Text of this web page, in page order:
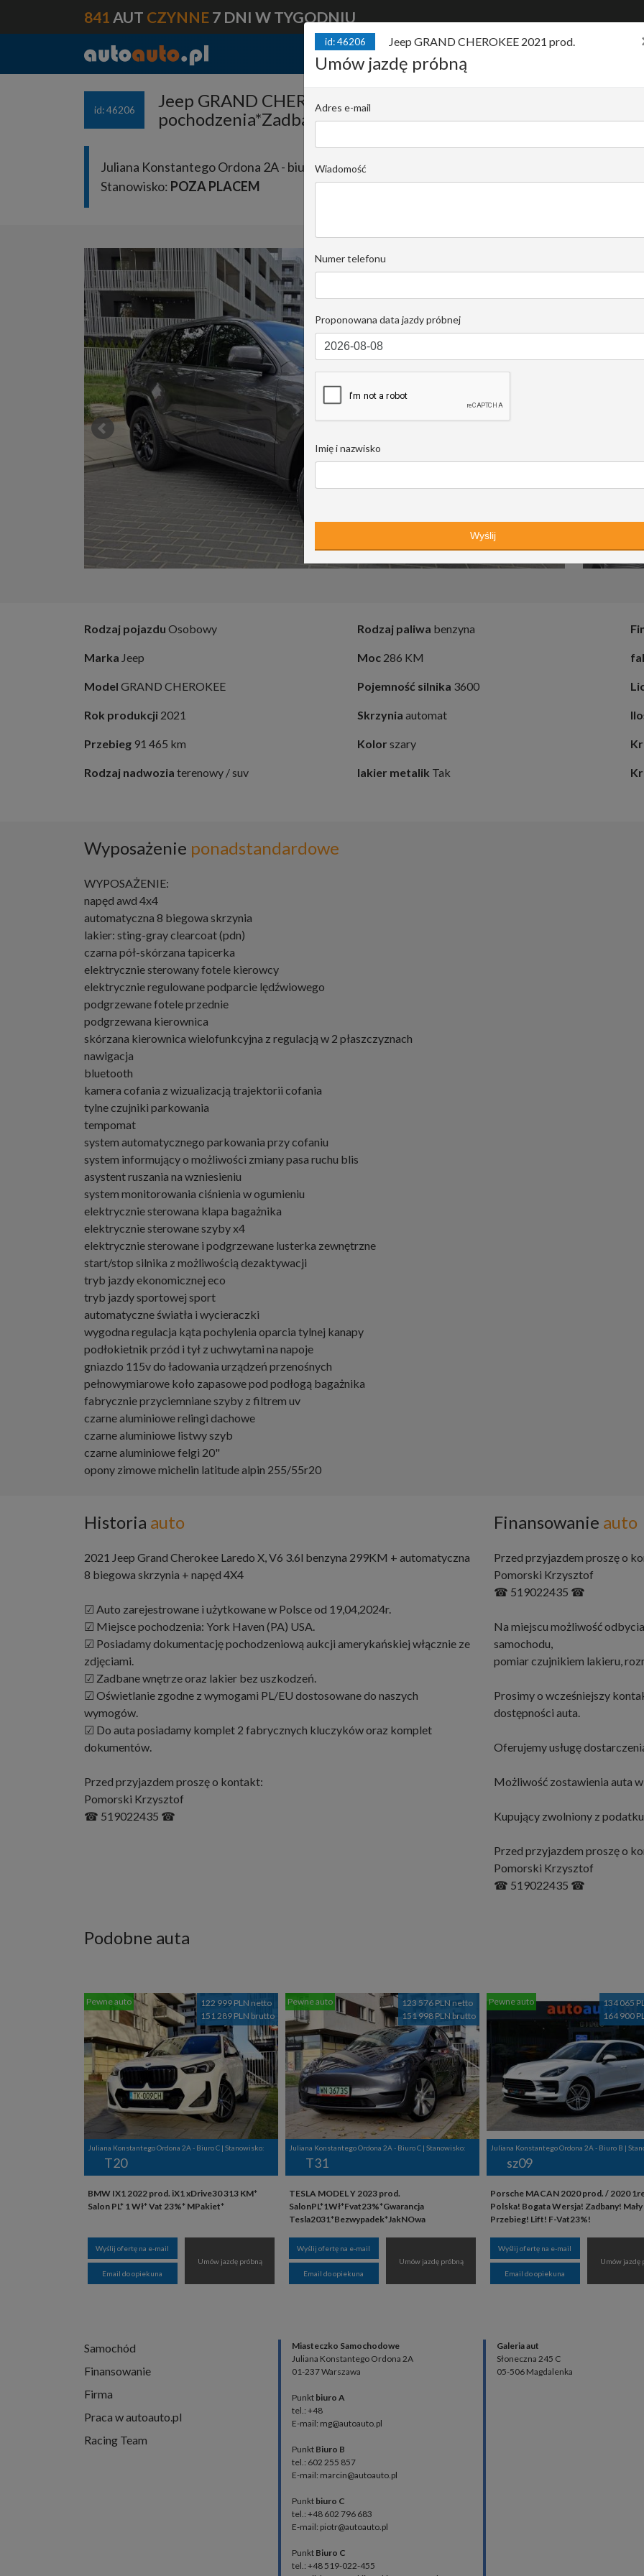
841 AUT CZYNNE 7 DNI W TYGODNIU
kup auto auto
id: 46206
Jeep GRAND CHEROKEE 2021 prod. Laredo X, V6 3.6l
pochodzenia*Zadbany
Juliana Konstantego Ordona 2A - biuro C |
Stanowisko: POZA PLACEM
Krzysztof Pomorski
+48519022435
Rodzaj pojazdu Osobowy
Marka Jeep
Model GRAND CHEROKEE
Rok produkcji 2021
Przebieg 91 465 km
Rodzaj nadwozia terenowy / suv
Rodzaj paliwa benzyna
Moc 286 KM
Pojemność silnika 3600
Skrzynia automat
Kolor szary
lakier metalik Tak
Wyposażenie ponadstandardowe
WYPOSAŻENIE:
napęd awd 4x4
automatyczna 8 biegowa skrzynia
lakier: sting-gray clearcoat (pdn)
czarna pół-skórzana tapicerka
elektrycznie sterowany fotele kierowcy
elektrycznie regulowane podparcie lędźwiowego
podgrzewane fotele przednie
podgrzewana kierownica
skórzana kierownica wielofunkcyjna z regulacją w 2 płaszczyznach
nawigacja
bluetooth
kamera cofania z wizualizacją trajektorii cofania
tylne czujniki parkowania
tempomat
system automatycznego parkowania przy cofaniu
system informujący o możliwości zmiany pasa ruchu blis
asystent ruszania na wzniesieniu
system monitorowania ciśnienia w ogumieniu
elektrycznie sterowana klapa bagażnika
elektrycznie sterowane szyby x4
elektrycznie sterowane i podgrzewane lusterka zewnętrzne
start/stop silnika z możliwością dezaktywacji
tryb jazdy ekonomicznej eco
tryb jazdy sportowej sport
automatyczne światła i wycieraczki
wygodna regulacja kąta pochylenia oparcia tylnej kanapy
podłokietnik przód i tył z uchwytami na napoje
gniazdo 115v do ładowania urządzeń przenośnych
pełnowymiarowe koło zapasowe pod podłogą bagażnika
fabrycznie przyciemniane szyby z filtrem uv
czarne aluminiowe relingi dachowe
czarne aluminiowe listwy szyb
czarne aluminiowe felgi 20"
opony zimowe michelin latitude alpin 255/55r20
Historia auto Finansowanie auto
2021 Jeep Grand Cherokee Laredo X, V6 3.6l benzyna 299KM + automatyczna
8 biegowa skrzynia + napęd 4X4
☑ Auto zarejestrowane i użytkowane w Polsce od 19,04,2024r.
☑ Miejsce pochodzenia: York Haven (PA) USA.
☑ Posiadamy dokumentację pochodzeniową aukcji amerykańskiej włącznie ze
zdjęciami.
☑ Zadbane wnętrze oraz lakier bez uszkodzeń.
☑ Oświetlanie zgodne z wymogami PL/EU dostosowane do naszych
wymogów.
☑ Do auta posiadamy komplet 2 fabrycznych kluczyków oraz komplet
dokumentów.
Przed przyjazdem proszę o kontakt:
Pomorski Krzysztof
☎ 519022435 ☎
Przed przyjazdem proszę o
Pomorski Krzysztof
☎ 519022435 ☎
Na miejscu możliwość
samochodu,
pomiar czujnikiem lakieru,
Prosimy o wcześniejszy
dostępności auta.
Oferujemy usługę
Możliwość zostawienia auta
Kupujący zwolniony z
Przed przyjazdem proszę o
Pomorski Krzysztof
☎ 519022435 ☎
Podobne auta
122 999 PLN netto
151 289 PLN brutto
Pewne auto
Juliana Konstantego Ordona 2A - Biuro C | Stanowisko:
T20
BMW IX1 2022 prod. iX1 xDrive30 313 KM*
Salon PL* 1 Wł* Vat 23%* MPakiet*
Wyślij ofertę na e-mail
Email do opiekuna
Umów jazdę próbną
123 576 PLN netto
151 998 PLN brutto
Pewne auto
Juliana Konstantego Ordona 2A - Biuro C | Stanowisko:
T31
TESLA MODEL Y 2023 prod.
SalonPL*1Wł*Fvat23%*Gwarancja
Tesla2031*Bezwypadek*JakNOwa
Wyślij ofertę na e-mail
Email do opiekuna
Umów jazdę próbną
134 065
164 900
Pewne auto
Juliana Konstantego Ordona 2A - Biuro B |
sz09
Porsche MACAN 2020 prod. / 2020
Polska! Bogata Wersja! Zadbany! Mały
Przebieg! Lift! F-Vat23%!
Wyślij ofertę na e-mail
Email do opiekuna
Umów jazdę
id: 46206 Jeep GRAND CHEROKEE 2021 prod.
Umów jazdę próbną
Adres e-mail
Wiadomość
Numer telefonu
Proponowana data jazdy próbnej
Imię i nazwisko
Samochód
Finansowanie
Firma
Praca w autoauto.pl
Racing Team
Miasteczko Samochodowe
Juliana Konstantego Ordona 2A
01-237 Warszawa
Punkt biuro A
tel.: +48
E-mail: mg@autoauto.pl
Punkt Biuro B
tel.: 602 255 857
E-mail: marcin@autoauto.pl
Punkt biuro C
tel.: +48 602 796 683
E-mail: piotr@autoauto.pl
Punkt Biuro C
tel.: +48 519-022-455
Galeria aut
Słoneczna 245 C
05-506 Magdalenka